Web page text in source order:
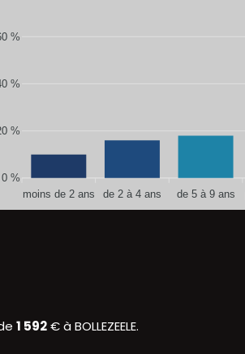
%
%
%
0 %
moins de 2 ans
de 2 à 4 ans de 5 à 9 ans
1 592€ à BOLLEZEELE.